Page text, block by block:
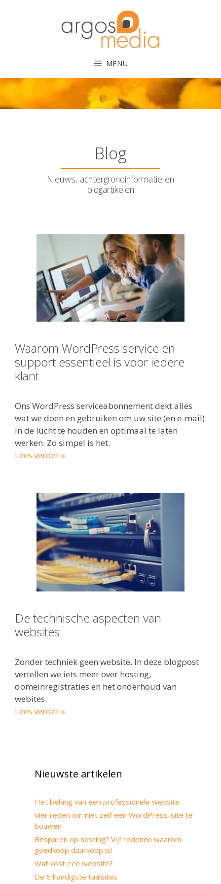
MENU
Blog
Nieuws, achtergrondinformatie en
blogartikelen
Waarom WordPress service en
support essentieel is voor iedere
klant
Ons WordPress serviceabonnement dekt alles
wat we doen en gebruiken om uw site (en e-mail)
in de lucht te houden en optimaal te laten
werken. Zo simpel is het.
Lees verder »
De technische aspecten van
websites
Zonder techniek geen website. In deze blogpost
vertellen we iets meer over hosting,
domeinregistraties en het onderhoud van
webites.
Lees verder »
Nieuwste artikelen
Het belang van een professionele website
Vier reden om niet zelf een WordPress-site te
bouwen
Besparen op hosting? Vijf redenen waarom
goedkoop duurkoop is!
Wat kost een website?
De 6 handigste taalsites